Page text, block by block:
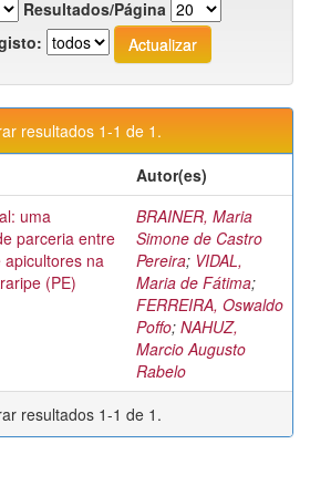
Resultados/Página
resultados 1-1 de 1.
Autor(es)
uma
parceria entre
na
(PE)
BRAINER, Maria
Simone de Castro
Pereira; VIDAL,
Maria de Fátima;
FERREIRA, Oswaldo
Poffo; NAHUZ,
Marcio Augusto
Rabelo
resultados 1-1 de 1.